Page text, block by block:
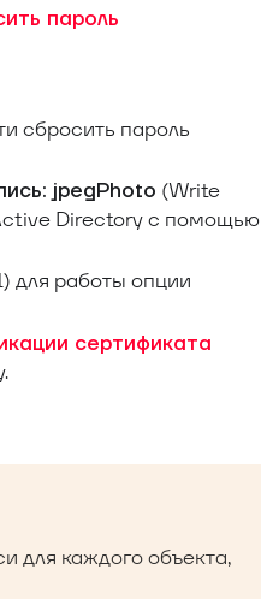
пароль
сбросить пароль
jpegPhoto (Write
Directory с помощью
для работы опции
сертификата
для каждого объекта,